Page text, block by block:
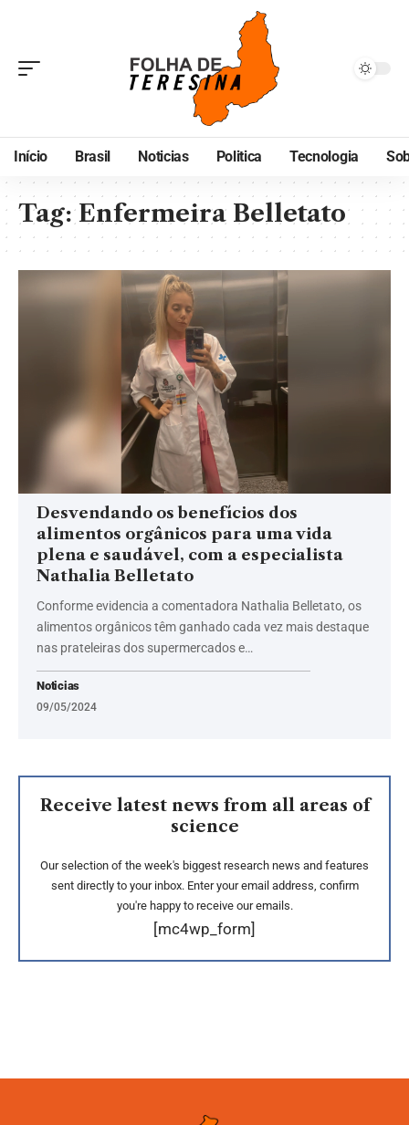
Início Brasil Noticias Politica Tecnologia
Tag:Enfermeira Belletato
Desvendando os benefícios dos
alimentos orgânicos para uma vida
plena e saudável, com a especialista
Nathalia Belletato
Conforme evidencia a comentadora Nathalia Belletato, os
alimentos orgânicos têm ganhado cada vez mais destaque
nas prateleiras dos supermercados e…
Noticias
09/05/2024
Receive latest news from all areas of
science
Our selection of the week's biggest research news and features
sent directly to your inbox. Enter your email address, confirm
you're happy to receive our emails.
[mc4wp_form]